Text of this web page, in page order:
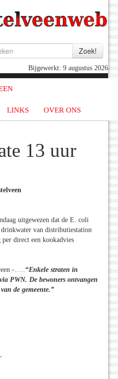
Bijgewerkt: 9 augustus 2026
LINKS OVER ONS
13 uur
uitgewezen dat de E. coli
van distributiestation
direct een kookadvies
-…..“Enkele straten in
PWN. De bewoners ontvangen
de gemeente.”
,